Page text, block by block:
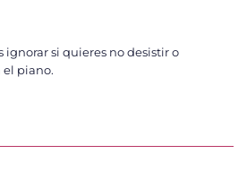
ignorar si quieres no desistir o
piano.